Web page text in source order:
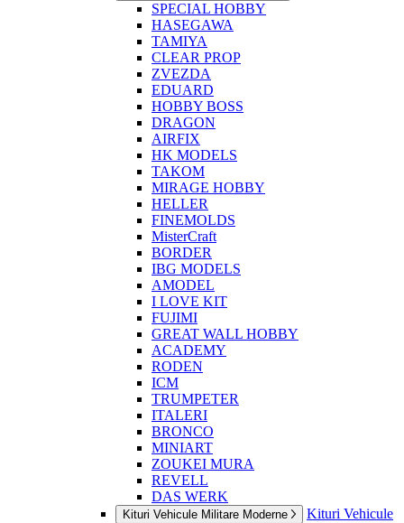
SPECIAL HOBBY
HASEGAWA
TAMIYA
CLEAR PROP
ZVEZDA
EDUARD
HOBBY BOSS
DRAGON
AIRFIX
HK MODELS
TAKOM
MIRAGE HOBBY
HELLER
FINEMOLDS
MisterCraft
BORDER
IBG MODELS
AMODEL
I LOVE KIT
FUJIMI
GREAT WALL HOBBY
ACADEMY
RODEN
ICM
TRUMPETER
ITALERI
BRONCO
MINIART
ZOUKEI MURA
REVELL
DAS WERK
Kituri Vehicule Militare Moderne
Kituri Vehicule